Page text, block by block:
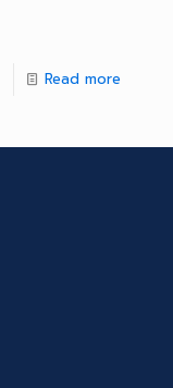
Read more